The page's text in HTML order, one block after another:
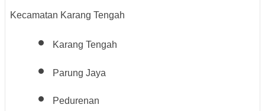
Kecamatan Karang Tengah
Karang Tengah
Parung Jaya
Pedurenan